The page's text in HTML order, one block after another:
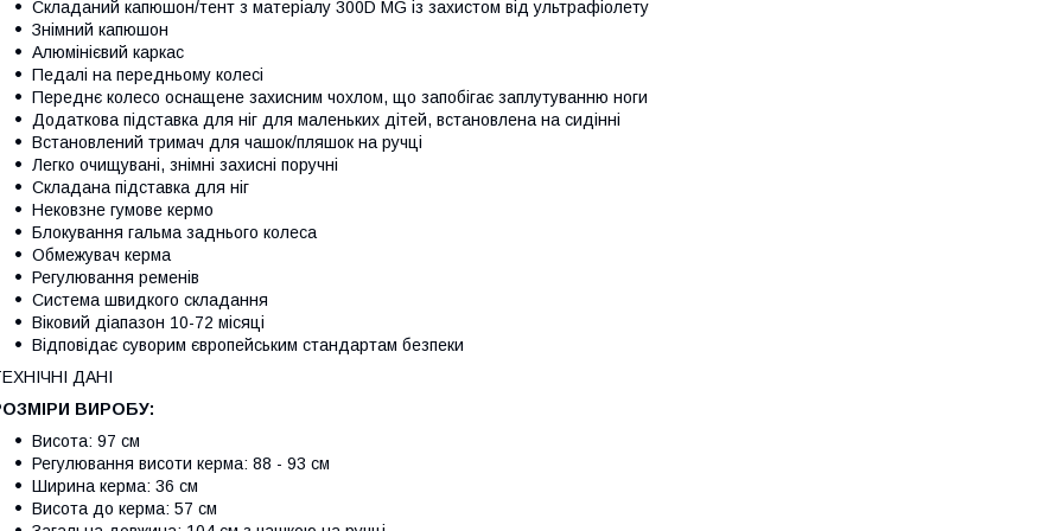
Складаний капюшон/тент з матеріалу 300D MG із захистом від ультрафіолету
Знімний капюшон
Алюмінієвий каркас
Педалі на передньому колесі
Переднє колесо оснащене захисним чохлом, що запобігає заплутуванню ноги
Додаткова підставка для ніг для маленьких дітей, встановлена ​​на сидінні
Встановлений тримач для чашок/пляшок на ручці
Легко очищувані, знімні захисні поручні
Складана підставка для ніг
Нековзне гумове кермо
Блокування гальма заднього колеса
Обмежувач керма
Регулювання ременів
Система швидкого складання
Віковий діапазон 10-72 місяці
Відповідає суворим європейським стандартам безпеки
ДАНІ
ВИРОБУ:
Висота: 97 см
Регулювання висоти керма: 88 - 93 см
Ширина керма: 36 см
Висота до керма: 57 см